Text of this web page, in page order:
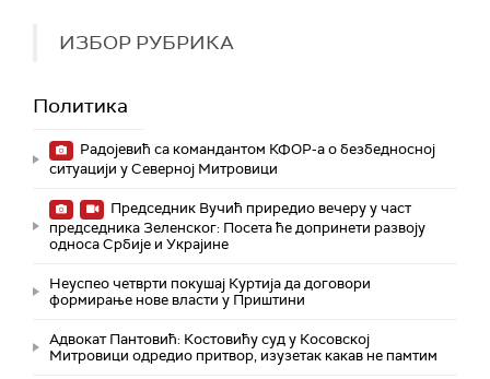
ИЗБОР РУБРИКА
Политика
Радојевић са командантом КФОР-а о безбедносној
ситуацији у Северној Митровици
Председник Вучић приредио вечеру у част
председника Зеленског: Посета ће допринети развоју
односа Србије и Украјине
Неуспео четврти покушај Куртија да договори
формирање нове власти у Приштини
Адвокат Пантовић: Костовићу суд у Косовској
Митровици одредио притвор, изузетак какав не памтим